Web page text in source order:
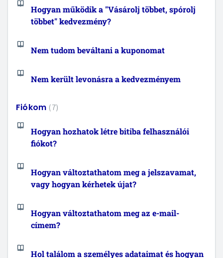
Hogyan működik a "Vásárolj többet, spórolj
többet" kedvezmény?
Nem tudom beváltani a kuponomat
Nem került levonásra a kedvezményem
Fiókom 7
Hogyan hozhatok létre bitiba felhasználói
fiókot?
Hogyan változtathatom meg a jelszavamat,
vagy hogyan kérhetek újat?
Hogyan változtathatom meg az e-mail-
címem?
Hol találom a személyes adataimat és hogyan